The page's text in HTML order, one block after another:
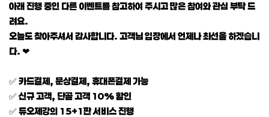
아래 진행 중인 다른 이벤트를 참고하여 주시고 많은 참여와 관심 부탁 드
려요.
오늘도 찾아주셔서 감사합니다. 고객님 입장에서 언제나 최선을 하겠습니
다. ❤
✅ 카드결제, 문상결제, 휴대폰결제 가능
✅ 신규 고객, 단골 고객 10% 할인
✅ 듀오제강의 15+1판 서비스 진행